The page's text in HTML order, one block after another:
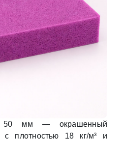
50 мм — окрашенный
с плотностью 18 кг/м³ и